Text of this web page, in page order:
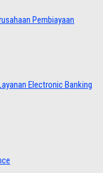
Pembiayaan
Electronic Banking